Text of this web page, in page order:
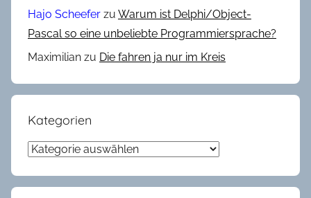
a
n
,
R
v
e
Hajo Scheefer zu Warum ist Delphi/Object-
Pascal so eine unbeliebte Programmiersprache?
Maximilian zu Die fahren ja nur im Kreis
Kategorien
Kategorien